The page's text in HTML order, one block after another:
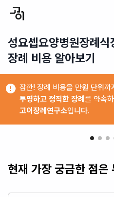
성요셉요양병원장례식
장례 비용 알아보기
잠깐! 장례 비용을 만원 단위까
투명하고 정직한 장례 를 약속
고이장례연구소입니다.
현재 가장 궁금한 점은